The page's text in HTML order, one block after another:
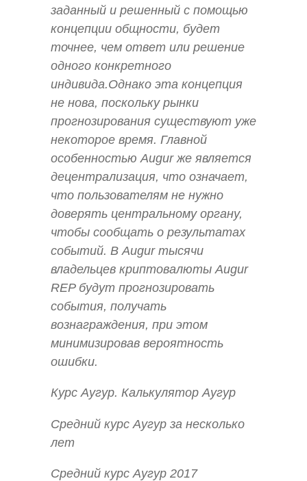
заданный и решенный с помощью
концепции общности, будет
точнее, чем ответ или решение
одного конкретного
индивида.Однако эта концепция
не нова, поскольку рынки
прогнозирования существуют уже
некоторое время. Главной
особенностью Augur же является
децентрализация, что означает,
что пользователям не нужно
доверять центральному органу,
чтобы сообщать о результатах
событий. В Augur тысячи
владельцев криптовалюты Augur
REP будут прогнозировать
события, получать
вознаграждения, при этом
минимизировав вероятность
ошибки.
Курс Аугур. Калькулятор Аугур
Средний курс Аугур за несколько
лет
Средний курс Аугур 2017